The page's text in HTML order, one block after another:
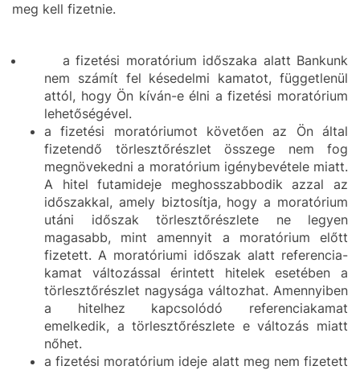
meg kell fizetnie.
a fizetési moratórium időszaka alatt Bankunk
nem számít fel késedelmi kamatot, függetlenül
attól, hogy Ön kíván-e élni a fizetési moratórium
lehetőségével.
a fizetési moratóriumot követően az Ön által
fizetendő törlesztőrészlet összege nem fog
megnövekedni a moratórium igénybevétele miatt.
A hitel futamideje meghosszabbodik azzal az
időszakkal, amely biztosítja, hogy a moratórium
utáni időszak törlesztőrészlete ne legyen
magasabb, mint amennyit a moratórium előtt
fizetett. A moratóriumi időszak alatt referencia-
kamat változással érintett hitelek esetében a
törlesztőrészlet nagysága változhat. Amennyiben
a hitelhez kapcsolódó referenciakamat
emelkedik, a törlesztőrészlete e változás miatt
nőhet.
a fizetési moratórium ideje alatt meg nem fizetett